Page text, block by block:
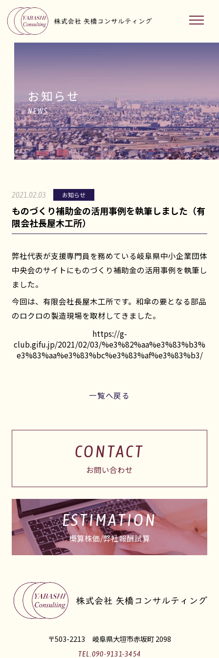
お知らせ
NEWS
2021.02.03 お知らせ
ものづくり補助金の活用事例を執筆しました（有
限会社長屋木工所）
弊社代表が支援専門員を務めている岐阜県中小企業団体
中央会のサイトにものづくり補助金の活用事例を執筆し
ました。
今回は、有限会社長屋木工所です。和傘の要となる部品
のロクロの製造現場を取材してきました。
https://g-
club.gifu.jp/2021/02/03/%e3%82%aa%e3%83%b3%
e3%83%aa%e3%83%bc%e3%83%af%e3%83%b3/
一覧へ戻る
CONTACT
お問い合わせ
ESTIMATION
概算株価/弊社報酬試算
〒503-2213 岐阜県大垣市赤坂町 2098
TEL.090-9131-3454